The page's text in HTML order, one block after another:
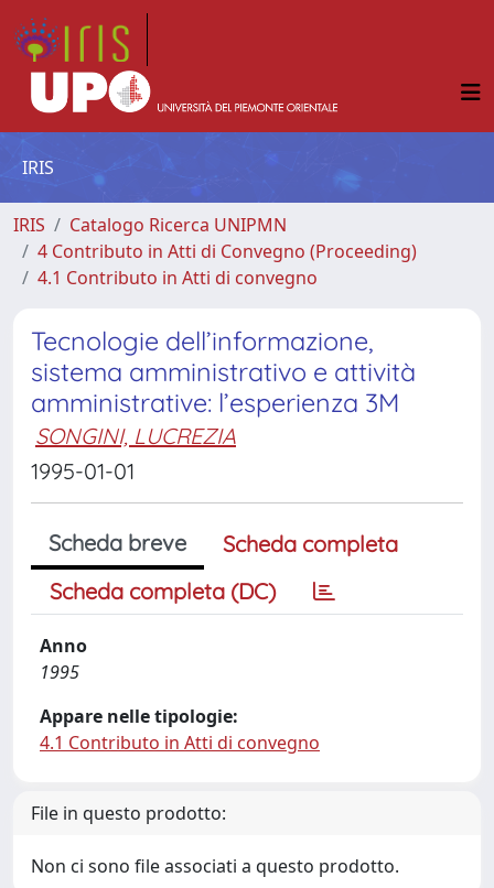
IRIS
IRIS
Catalogo Ricerca UNIPMN
4 Contributo in Atti di Convegno (Proceeding)
4.1 Contributo in Atti di convegno
Tecnologie dell’informazione,
sistema amministrativo e attività
amministrative: l’esperienza 3M
SONGINI, LUCREZIA
1995-01-01
Scheda breve
Scheda completa
Scheda completa (DC)
Anno
1995
Appare nelle tipologie:
4.1 Contributo in Atti di convegno
File in questo prodotto:
Non ci sono file associati a questo prodotto.